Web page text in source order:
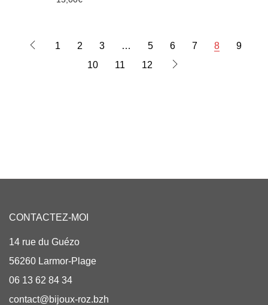
1 2 3 … 5 6 7 8
9
10
11 12
CONTACTEZ-MOI
14 rue du Guézo
56260 Larmor-Plage
06 13 62 84 34
contact@bijoux-roz.bzh